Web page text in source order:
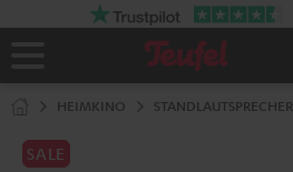
Startseite
HEIMKINO STANDLAUTSPRECHER
SALE